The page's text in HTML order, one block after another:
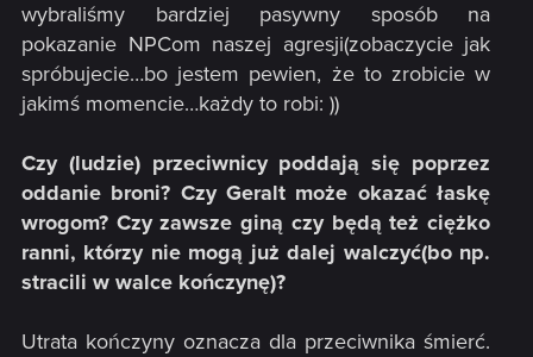
wybraliśmy bardziej pasywny sposób na
pokazanie NPCom naszej agresji(zobaczycie jak
spróbujecie…bo jestem pewien, że to zrobicie w
jakimś momencie…każdy to robi: ))
Czy (ludzie) przeciwnicy poddają się poprzez
oddanie broni? Czy Geralt może okazać łaskę
wrogom? Czy zawsze giną czy będą też ciężko
ranni, którzy nie mogą już dalej walczyć(bo np.
stracili w walce kończynę)?
Utrata kończyny oznacza dla przeciwnika śmierć.